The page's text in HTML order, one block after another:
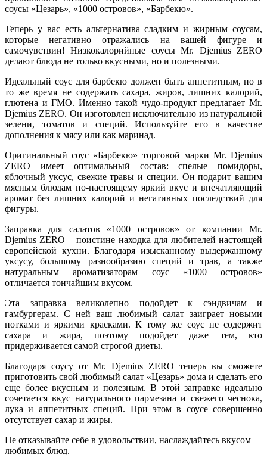
соусы «Цезарь», «1000 островов», «Барбекю».
Теперь у вас есть альтернатива сладким и жирным соусам,
которые негативно отражались на вашей фигуре и
самочувствии! Низкокалорийные соусы Mr. Djemius ZERO
делают блюда не только вкусными, но и полезными.
Идеальный соус для барбекю должен быть аппетитным, но в
то же время не содержать сахара, жиров, лишних калорий,
глютена и ГМО. Именно такой чудо-продукт предлагает Mr.
Djemius ZERO. Он изготовлен исключительно из натуральной
зелени, томатов и специй. Используйте его в качестве
дополнения к мясу или как маринад.
Оригинальный соус «Барбекю» торговой марки Mr. Djemius
ZERO имеет оптимальный состав: спелые помидоры,
яблочный уксус, свежие травы и специи. Он подарит вашим
мясным блюдам по-настоящему яркий вкус и впечатляющий
аромат без лишних калорий и негативных последствий для
фигуры.
Заправка для салатов «1000 островов» от компании Mr.
Djemius ZERO – поистине находка для любителей настоящей
европейской кухни. Благодаря изысканному выдержанному
уксусу, большому разнообразию специй и трав, а также
натуральным ароматизаторам соус «1000 островов»
отличается тончайшим вкусом.
Эта заправка великолепно подойдет к сэндвичам и
гамбургерам. С ней ваш любимый салат заиграет новыми
нотками и яркими красками. К тому же соус не содержит
сахара и жира, поэтому подойдет даже тем, кто
придерживается самой строгой диеты.
Благодаря соусу от Mr. Djemius ZERO теперь вы сможете
приготовить свой любимый салат «Цезарь» дома и сделать его
еще более вкусным и полезным. В этой заправке идеально
сочетается вкус натурального пармезана и свежего чеснока,
лука и аппетитных специй. При этом в соусе совершенно
отсутствует сахар и жиры.
Не отказывайте себе в удовольствии, наслаждайтесь вкусом
любимых блюд.